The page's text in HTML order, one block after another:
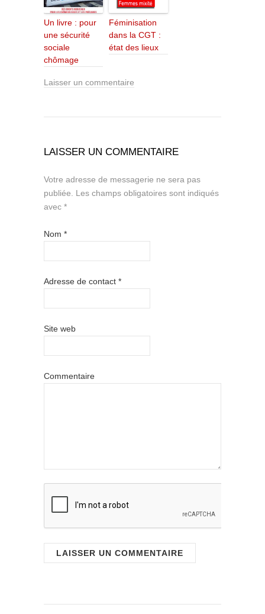
Un livre : pour
une sécurité
sociale
chômage
Féminisation
dans la CGT :
état des lieux
Laisser un commentaire
LAISSER UN COMMENTAIRE
Votre adresse de messagerie ne sera pas
publiée.
Les champs obligatoires sont indiqués
avec *
Nom *
Adresse de contact *
Site web
Commentaire